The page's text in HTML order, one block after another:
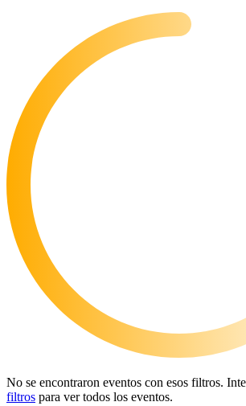
No se encontraron eventos con esos filtros.
filtros para ver todos los eventos.